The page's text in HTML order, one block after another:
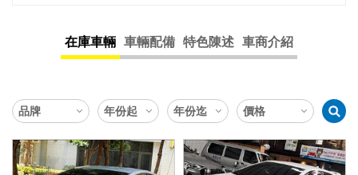
在庫車輛 車輛配備 特色陳述 車商介紹